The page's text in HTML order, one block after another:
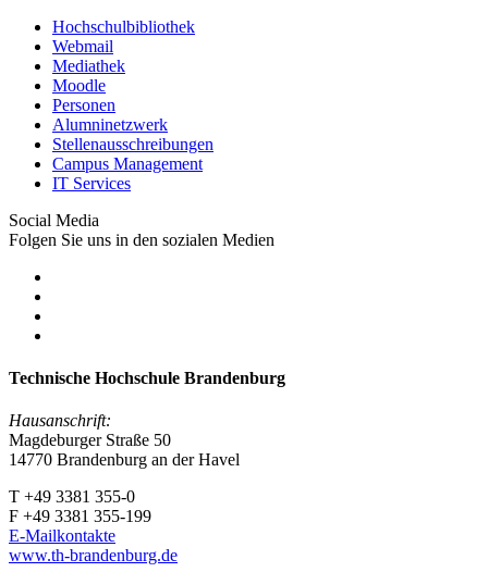
Hochschulbibliothek
Webmail
Mediathek
Moodle
Personen
Alumninetzwerk
Stellenausschreibungen
Campus Management
IT Services
Social Media
Folgen Sie uns in den sozialen Medien
Technische Hochschule Brandenburg
Hausanschrift:
Magdeburger Straße 50
14770 Brandenburg an der Havel
T +49 3381 355-0
F +49 3381 355-199
E-Mailkontakte
www.th-brandenburg.de